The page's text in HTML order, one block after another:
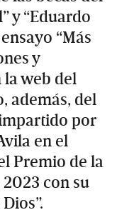
y “Eduardo
“Más
y
la web del
además, del
por
en el
Premio de la
con su